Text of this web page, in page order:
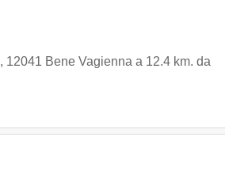
, 12041 Bene Vagienna a 12.4 km. da